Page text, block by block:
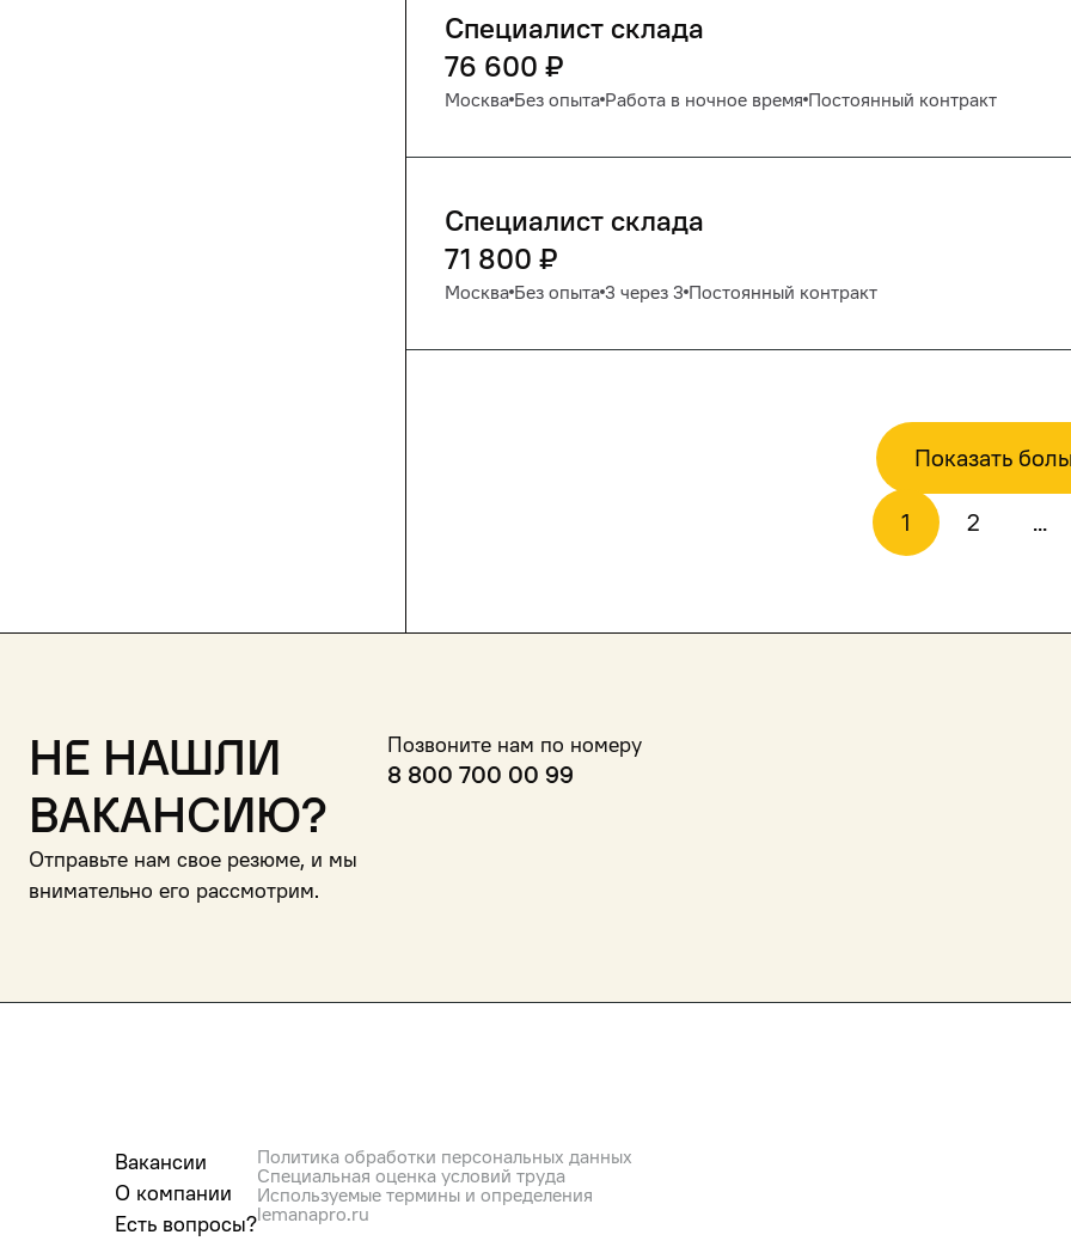
Специалист склада
76 600 ₽
Москва Без опыта Работа в ночное время Постоянный контракт
Специалист склада
71 800 ₽
Москва Без опыта 3 через 3 Постоянный контракт
Показать
1 2 ...
Не нашли
вакансию?
Отправьте нам свое резюме, и мы
внимательно его рассмотрим.
Позвоните нам по номеру
8 800 700 00 99
Вакансии
О компании
Есть вопросы?
Политика обработки персональных данных
Специальная оценка условий труда
Используемые термины и определения
lemanapro.ru